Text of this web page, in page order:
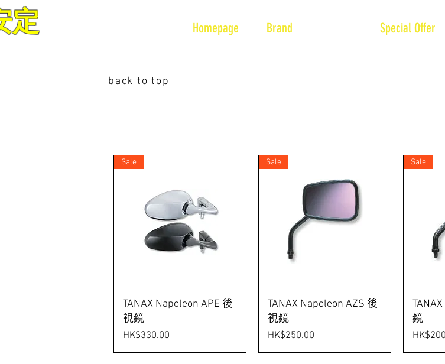
Homepage Brand Special Offer
定
back to top
Sale
TANAX Napoleon APE 後
視鏡
Price
HK$330.00
Sale
TANAX Napoleon AZS 後
視鏡
Price
HK$250.00
Sale
鏡
Price